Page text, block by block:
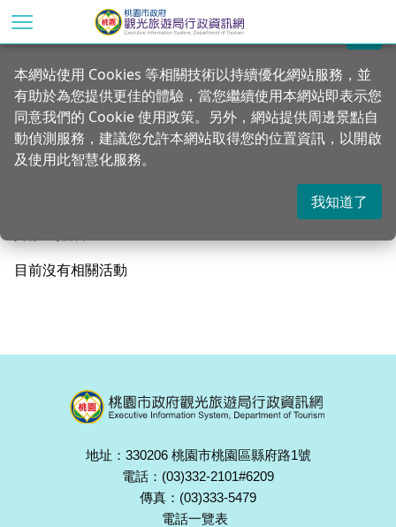
到
首頁 便民服務
活動報名
目前沒有相關活動
關閉
本網站使用 Cookies 等相關技術以持續優化網站服務，並
有助於為您提供更佳的體驗，當您繼續使用本網站即表示您
同意我們的 Cookie 使用政策。另外，網站提供周邊景點自
動偵測服務，建議您允許本網站取得您的位置資訊，以開啟
及使用此智慧化服務。
我知道了
地址：330206 桃園市桃園區縣府路1號
電話：(03)332-2101#6209
傳真：(03)333-5479
電話一覽表